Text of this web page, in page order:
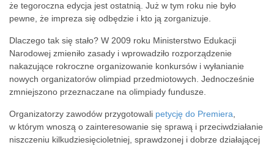
że tegoroczna edycja jest ostatnią. Już w tym roku nie było
pewne, że impreza się odbędzie i kto ją zorganizuje.
Dlaczego tak się stało? W 2009 roku Ministerstwo Edukacji
Narodowej zmieniło zasady i wprowadziło rozporządzenie
nakazujące rokroczne organizowanie konkursów i wyłanianie
nowych organizatorów olimpiad przedmiotowych. Jednocześnie
zmniejszono przeznaczane na olimpiady fundusze.
Organizatorzy zawodów przygotowali petycję do Premiera
w którym wnoszą o zainteresowanie się sprawą i przeciwdziałanie
niszczeniu kilkudziesięcioletniej, sprawdzonej i dobrze działającej